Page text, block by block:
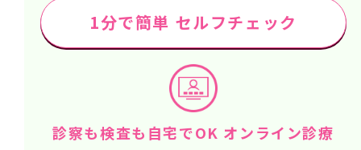
1分で簡単 セルフチェック
診察も検査も自宅でOK オンライン診療